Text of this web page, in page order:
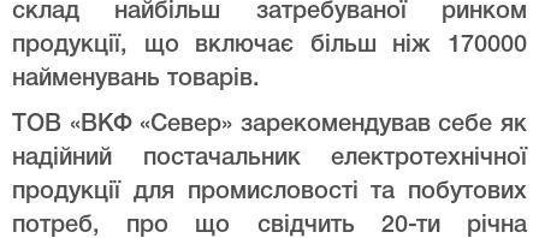
склад найбільш затребуваної ринком
продукції, що включає більш ніж 170000
найменувань товарів.
ТОВ «ВКФ «Север» зарекомендував себе як
надійний постачальник електротехнічної
продукції для промисловості та побутових
потреб, про що свідчить 20-ти річна